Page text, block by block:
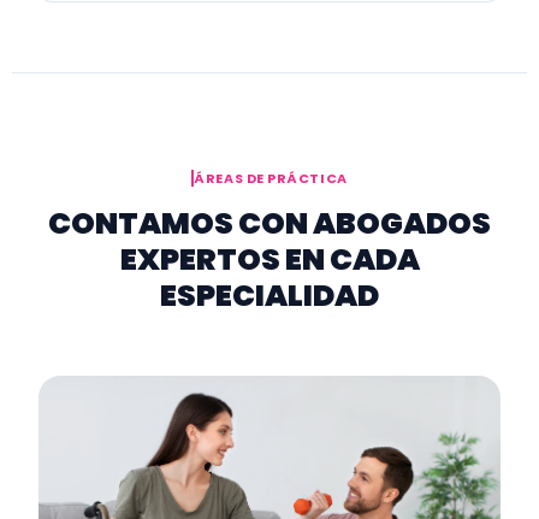
ÁREAS DE PRÁCTICA
CONTAMOS CON ABOGADOS
EXPERTOS EN CADA
ESPECIALIDAD